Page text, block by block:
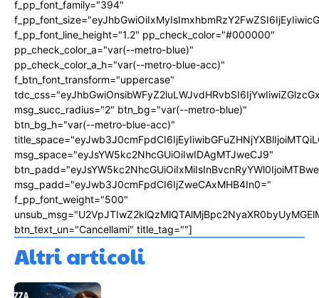
f_pp_font_family="394"
f_pp_font_line_height="1.2" pp_check_color="#000000"
pp_check_color_a="var(--metro-blue)"
pp_check_color_a_h="var(--metro-blue-acc)"
f_btn_font_transform="uppercase"
msg_succ_radius="2" btn_bg="var(--metro-blue)"
btn_bg_h="var(--metro-blue-acc)"
msg_space="eyJsYW5kc2NhcGUiOiIwIDAgMTJweCJ9"
msg_padd="eyJwb3J0cmFpdCI6IjZweCAxMHB4In0="
f_pp_font_weight="500"
btn_text_un="Cancellami" title_tag=""]
Altri articoli